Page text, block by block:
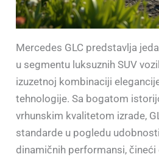
Mercedes GLC predstavlja
u segmentu luksuznih SUV
izuzetnoj kombinaciji
tehnologije. Sa bogatom
vrhunskim kvalitetom izrade,
standarde u pogledu
dinamičnih performansi,